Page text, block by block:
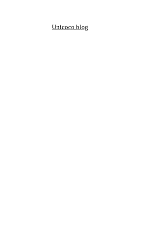
Unicoco blog